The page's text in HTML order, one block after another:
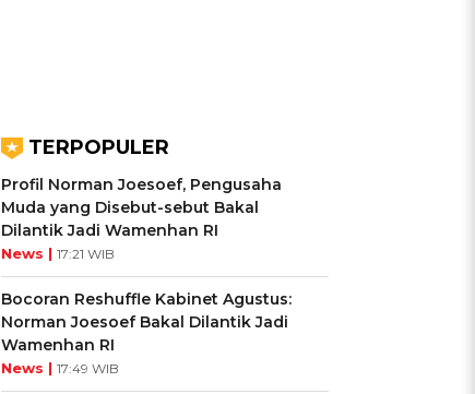
TERPOPULER
Profil Norman Joesoef, Pengusaha
Muda yang Disebut-sebut Bakal
Dilantik Jadi Wamenhan RI
News | 17:21 WIB
Bocoran Reshuffle Kabinet Agustus:
Norman Joesoef Bakal Dilantik Jadi
Wamenhan RI
News | 17:49 WIB